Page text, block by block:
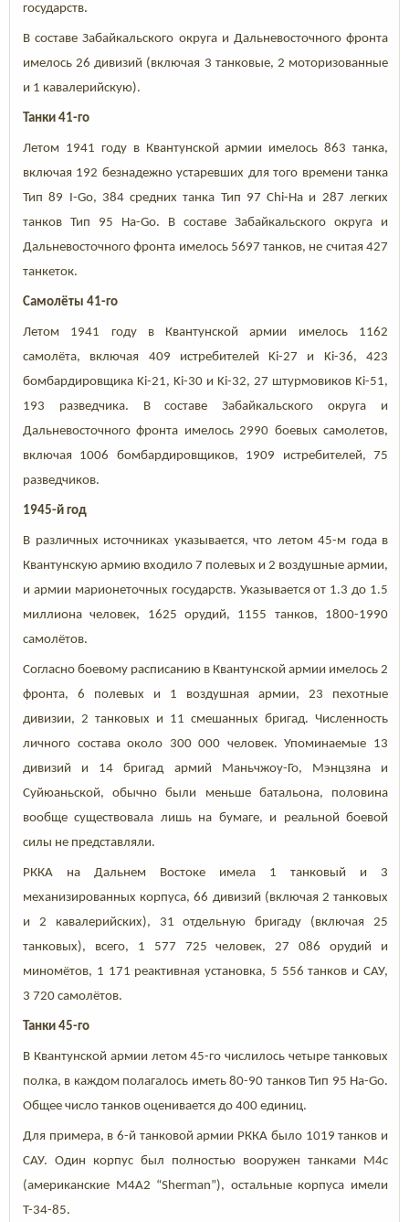
государств.
В составе Забайкальского округа и Дальневосточного фронта
имелось 26 дивизий (включая 3 танковые, 2 моторизованные
и 1 кавалерийскую).
Танки 41-го
Летом 1941 году в Квантунской армии имелось 863 танка,
включая 192 безнадежно устаревших для того времени танка
Тип 89 I-Go, 384 средних танка Тип 97 Chi-Ha и 287 легких
танков Тип 95 Ha-Go. В составе Забайкальского округа и
Дальневосточного фронта имелось 5697 танков, не считая 427
танкеток.
Самолёты 41-го
Летом 1941 году в Квантунской армии имелось 1162
самолёта, включая 409 истребителей Ki-27 и Ki-36, 423
бомбардировщика Ki-21, Ki-30 и Ki-32, 27 штурмовиков Ki-51,
193 разведчика. В составе Забайкальского округа и
Дальневосточного фронта имелось 2990 боевых самолетов,
включая 1006 бомбардировщиков, 1909 истребителей, 75
разведчиков.
1945-й год
В различных источниках указывается, что летом 45-м года в
Квантунскую армию входило 7 полевых и 2 воздушные армии,
и армии марионеточных государств. Указывается от 1.3 до 1.5
миллиона человек, 1625 орудий, 1155 танков, 1800-1990
самолётов.
Согласно боевому расписанию в Квантунской армии имелось 2
фронта, 6 полевых и 1 воздушная армии, 23 пехотные
дивизии, 2 танковых и 11 смешанных бригад. Численность
личного состава около 300 000 человек. Упоминаемые 13
дивизий и 14 бригад армий Маньчжоу-Го, Мэнцзяна и
Суйюаньской, обычно были меньше батальона, половина
вообще существовала лишь на бумаге, и реальной боевой
силы не представляли.
РККА на Дальнем Востоке имела 1 танковый и 3
механизированных корпуса, 66 дивизий (включая 2 танковых
и 2 кавалерийских), 31 отдельную бригаду (включая 25
танковых), всего, 1 577 725 человек, 27 086 орудий и
миномётов, 1 171 реактивная установка, 5 556 танков и САУ,
3 720 самолётов.
Танки 45-го
В Квантунской армии летом 45-го числилось четыре танковых
полка, в каждом полагалось иметь 80-90 танков Тип 95 Ha-Go.
Общее число танков оценивается до 400 единиц.
Для примера, в 6-й танковой армии РККА было 1019 танков и
САУ. Один корпус был полностью вооружен танками М4с
(американские М4А2 “Sherman”), остальные корпуса имели
Т-34-85.